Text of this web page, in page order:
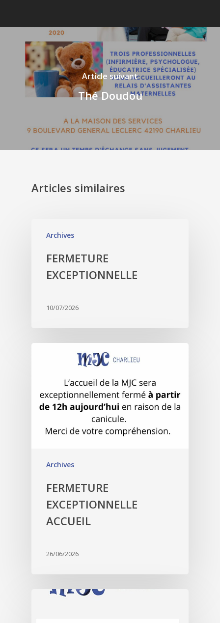
Article suivant
Thé Doudou
Articles similaires
Archives
FERMETURE
EXCEPTIONNELLE
10/07/2026
Archives
FERMETURE
EXCEPTIONNELLE
ACCUEIL
26/06/2026